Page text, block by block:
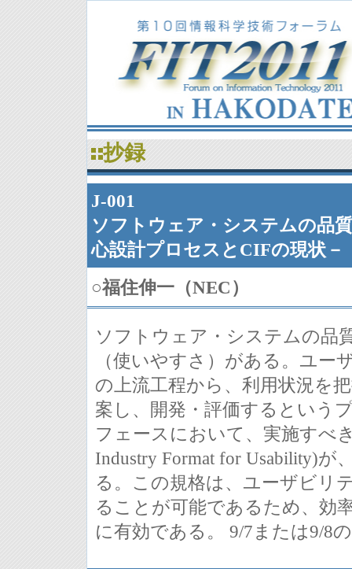
抄録
J-001
ソフトウェア・システムの品
心設計プロセスとCIFの現状－
○福住伸一（NEC）
ソフトウェア・システムの品
（使いやすさ）がある。ユー
の上流工程から、利用状況を
案し、開発・評価するという
フェースにおいて、実施すべ
Industry Format for Usability)
る。この規格は、ユーザビリ
ることが可能であるため、効
に有効である。 9/7または9/8